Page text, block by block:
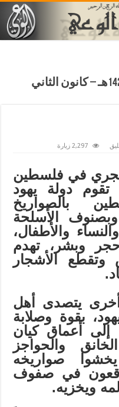
السنة السادسة عشرة شوال 1422هـ – كانون الثاني
2,297 زيارة
في فلسطين
دولة يهود
بالصواريخ
وبصنوف الأسلحة
والأطفال،
وبشر، تهدم
وتقطع الأشجار
يتصدى أهل
بقوة وصلابة
إلى أعماق كيان
والحواجز
صواريخه
في صفوف
ويخزيه.